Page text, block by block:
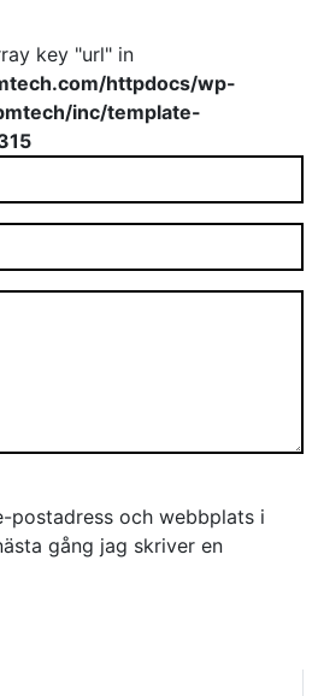
key "url" in
httpdocs/wp-
inc/template-
postadress och webbplats i
gång jag skriver en